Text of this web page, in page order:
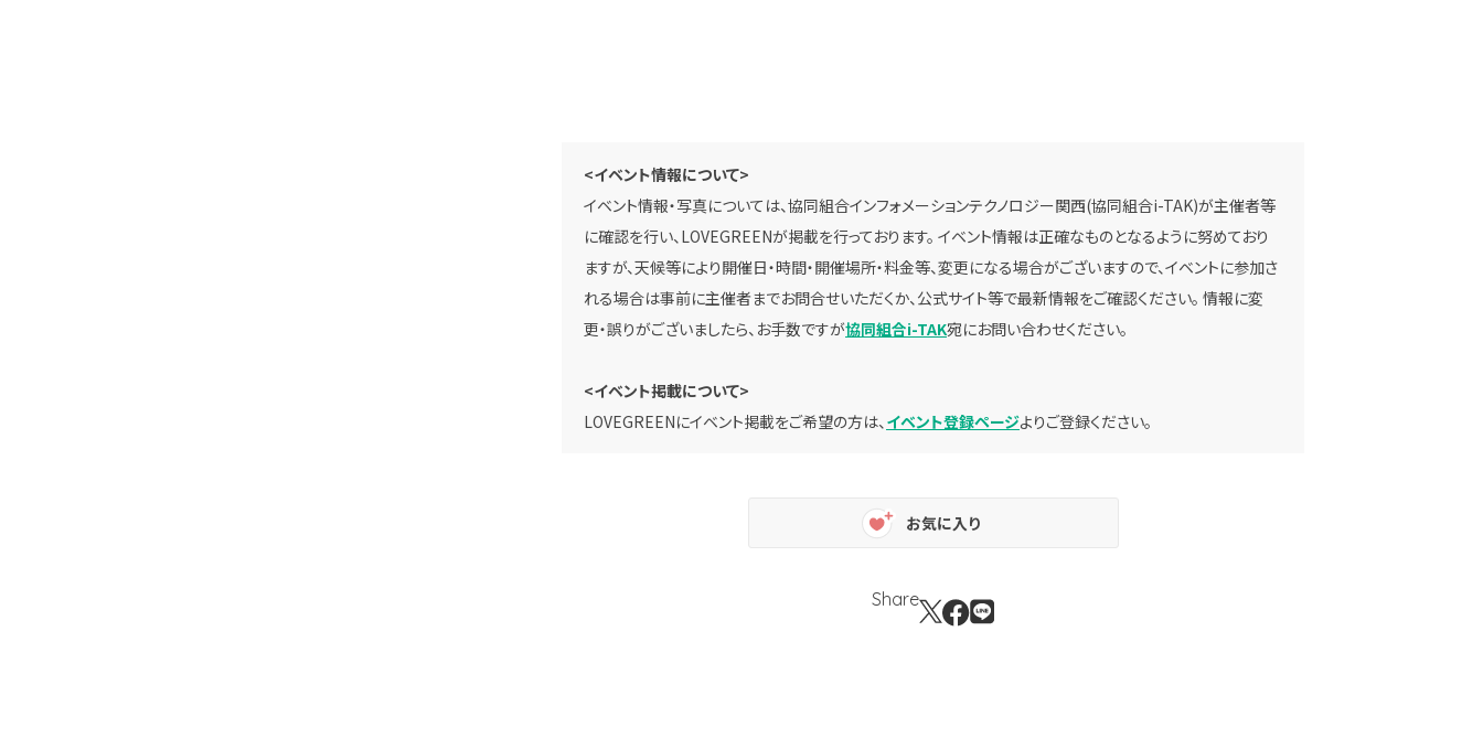
<イベント情報について>
イベント情報・写真については、協同組合インフォメーションテクノロジー関西(協同組合i-TAK)が主催者等
に確認を行い、LOVEGREENが掲載を行っております。 イベント情報は正確なものとなるように努めており
ますが、天候等により開催日・時間・開催場所・料金等、変更になる場合がございますので、イベントに参加さ
れる場合は事前に主催者までお問合せいただくか、公式サイト等で最新情報をご確認ください。 情報に変
更・誤りがございましたら、お手数ですが協同組合i-TAK宛にお問い合わせください。
<イベント掲載について>
LOVEGREENにイベント掲載をご希望の方は、イベント登録ページよりご登録ください。
お気に入り
Share